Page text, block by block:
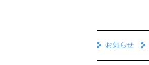
お知らせ